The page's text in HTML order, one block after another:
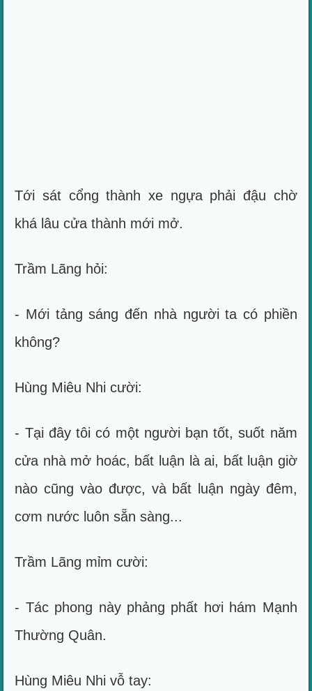
Tới sát cổng thành xe ngựa phải đậu chờ
khá lâu cửa thành mới mở.
Trầm Lãng hỏi:
- Mới tảng sáng đến nhà người ta có phiền
không?
Hùng Miêu Nhi cười:
- Tại đây tôi có một người bạn tốt, suốt năm
cửa nhà mở hoác, bất luận là ai, bất luận giờ
nào cũng vào được, và bất luận ngày đêm,
cơm nước luôn sẵn sàng...
Trầm Lãng mỉm cười:
- Tác phong này phảng phất hơi hám Mạnh
Thường Quân.
Hùng Miêu Nhi vỗ tay: